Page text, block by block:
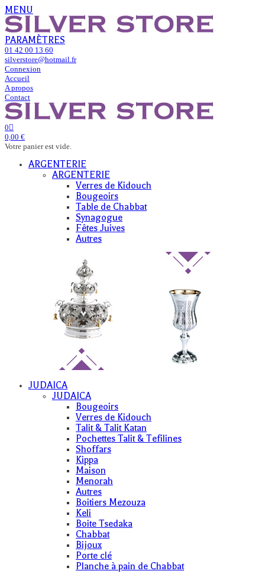
MENU
PARAMÈTRES
01 42 00 13 60
silverstore@hotmail.fr
Connexion
Accueil
A propos
Contact
0
0,00 €
Votre panier est vide.
ARGENTERIE
ARGENTERIE
Verres de Kidouch
Bougeoirs
Table de Chabbat
Synagogue
Fêtes Juives
Autres
JUDAICA
JUDAICA
Bougeoirs
Verres de Kidouch
Talit & Talit Katan
Pochettes Talit & Tefilines
Shoffars
Kippa
Maison
Menorah
Autres
Boitiers Mezouza
Keli
Boite Tsedaka
Chabbat
Bijoux
Porte clé
Planche à pain de Chabbat